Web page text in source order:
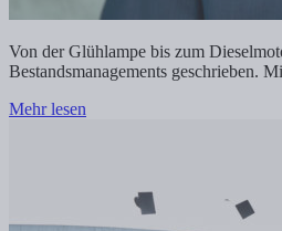
Von der Glühlampe bis zum
Bestandsmanagements geschrieben.
Mehr lesen